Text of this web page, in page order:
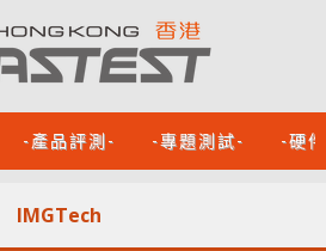
-產品評測- -專題測試- -硬
IMGTech